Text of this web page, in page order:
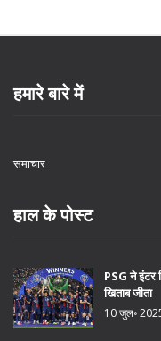
हमारे बारे में
समाचार
हाल के पोस्ट
PSG ने इंटर
खिताब जीता
10 जुल॰